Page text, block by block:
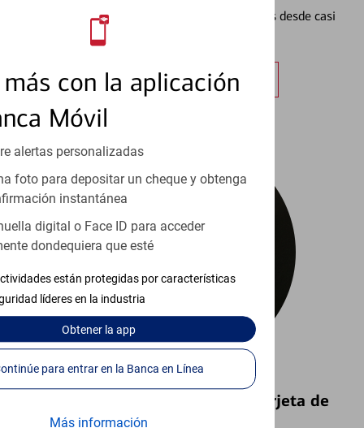
con la aplicación
Móvil
alertas personalizadas
foto para depositar un cheque y obtenga
instantánea
digital o Face ID para acceder
dondequiera que esté
están protegidas por características
líderes en la industria
Obtenerla app
Continúe para entrar en la Banca en Línea
Más información
Vea cómo mantener el control de sus finanzas desde casi
Obtener más información
Bloquear y Desbloquear una Tarjeta de